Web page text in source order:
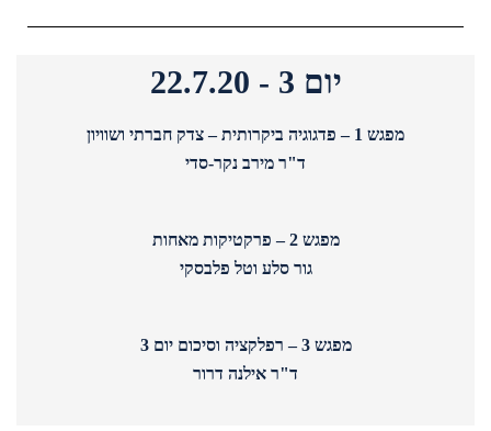
יום 3 - 22.7.20
מפגש 1 – פדגוגיה ביקרותית – צדק חברתי ושוויון
ד"ר מירב נקר-סדי
מפגש 2 – פרקטיקות מאחות
גור סלע וטל פלבסקי
מפגש 3 – רפלקציה וסיכום יום 3
ד"ר אילנה דרור